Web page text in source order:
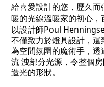
給喜愛設計的您，歷久
暖的光線溫暖家的初心，
以設計師Poul
不僅致力於燈具設計，
為空間氛圍的魔術手，
流 洩部分光源，令整個
造光的形狀。